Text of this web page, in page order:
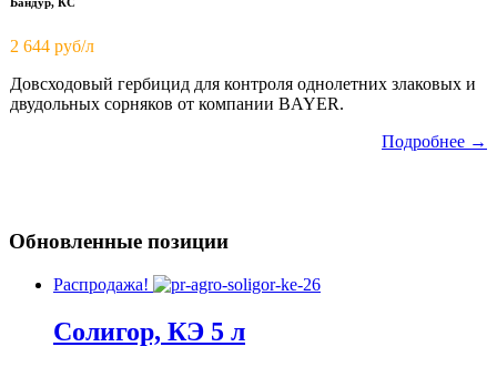
Бандур, КС
2 644 руб/л
Довсходовый гербицид для контроля однолетних злаковых и
двудольных сорняков от компании BAYER.
Подробнее →
Обновленные позиции
Распродажа!
Солигор, КЭ 5 л